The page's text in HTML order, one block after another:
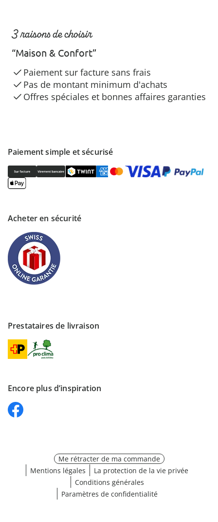
Paiement simple et sécurisé
Acheter en sécurité
Prestataires de livraison
Encore plus d’inspiration
3 raisons de choisir
“Maison & Confort”
Paiement sur facture sans frais
Pas de montant minimum d'achats
Offres spéciales et bonnes affaires garanties
Me rétracter de ma commande
Mentions légales
La protection de la vie privée
Conditions générales
Paramètres de confidentialité